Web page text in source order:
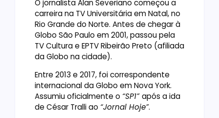
O jornalista Alan Severiano começou a
carreira na TV Universitária em Natal, no
Rio Grande do Norte. Antes de chegar à
Globo São Paulo em 2001, passou pela
TV Cultura e EPTV Ribeirão Preto (afiliada
da Globo na cidade).
Entre 2013 e 2017, foi correspondente
internacional da Globo em Nova York.
Assumiu oficialmente o “SP1”após a ida
de César Tralli ao “Jornal Hoje”.